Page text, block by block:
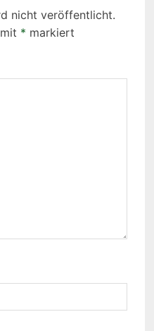
nicht veröffentlicht.
* markiert